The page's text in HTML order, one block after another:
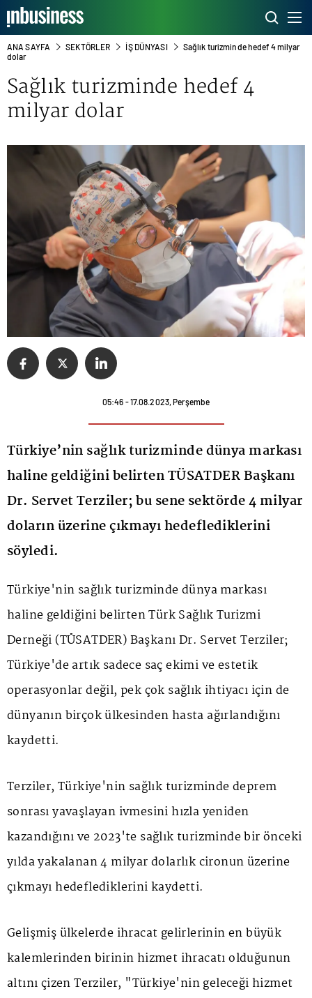
ANA SAYFA SEKTÖRLER İŞ DÜNYASI
Sağlık turizminde hedef 4 milyar
dolar
Sağlık turizminde hedef 4
milyar dolar
05:46 - 17.08.2023, Perşembe
Türkiye’nin sağlık turizminde dünya markası
haline geldiğini belirten TÜSATDER Başkanı
Dr. Servet Terziler; bu sene sektörde 4 milyar
doların üzerine çıkmayı hedeflediklerini
söyledi.
Türkiye'nin sağlık turizminde dünya markası
haline geldiğini belirten Türk Sağlık Turizmi
Derneği (TÜSATDER) Başkanı Dr. Servet Terziler;
Türkiye'de artık sadece saç ekimi ve estetik
operasyonlar değil, pek çok sağlık ihtiyacı için de
dünyanın birçok ülkesinden hasta ağırlandığını
kaydetti.
Terziler, Türkiye'nin sağlık turizminde deprem
sonrası yavaşlayan ivmesini hızla yeniden
kazandığını ve 2023'te sağlık turizminde bir önceki
yılda yakalanan 4 milyar dolarlık cironun üzerine
çıkmayı hedeflediklerini kaydetti.
Gelişmiş ülkelerde ihracat gelirlerinin en büyük
kalemlerinden birinin hizmet ihracatı olduğunun
altını çizen Terziler, "Türkiye'nin geleceği hizmet